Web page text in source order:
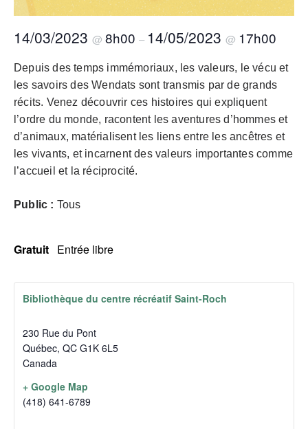
14/03/2023 @ 8h00 – 14/05/2023 @ 17h00
Depuis des temps immémoriaux, les valeurs, le vécu et
les savoirs des Wendats sont transmis par de grands
récits. Venez découvrir ces histoires qui expliquent
l’ordre du monde, racontent les aventures d’hommes et
d’animaux, matérialisent les liens entre les ancêtres et
les vivants, et incarnent des valeurs importantes comme
l’accueil et la réciprocité.
Public : Tous
Gratuit Entrée libre
Bibliothèque du centre récréatif Saint-Roch
230 Rue du Pont
Québec, QC G1K 6L5
Canada
+ Google Map
(418) 641-6789